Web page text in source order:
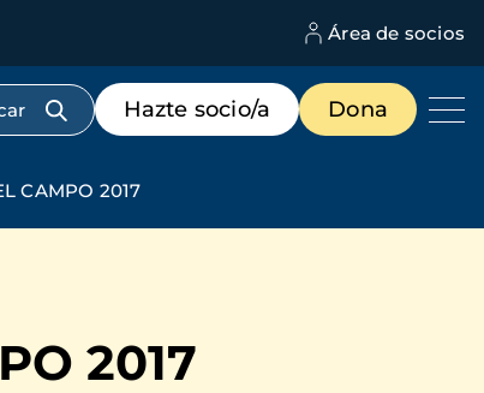
Área de socios
Menú
de
destacados
Hazte socio/a Dona
CAMPO 2017
2017